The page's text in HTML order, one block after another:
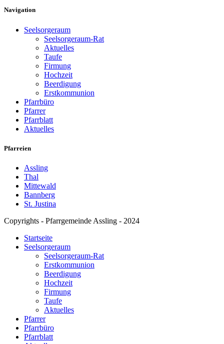
Navigation
Seelsorgeraum
Seelsorgeraum-Rat
Aktuelles
Taufe
Firmung
Hochzeit
Beerdigung
Erstkommunion
Pfarrbüro
Pfarrer
Pfarrblatt
Aktuelles
Pfarreien
Assling
Thal
Mittewald
Bannberg
St. Justina
Copyrights - Pfarrgemeinde Assling - 2024
Startseite
Seelsorgeraum
Seelsorgeraum-Rat
Erstkommunion
Beerdigung
Hochzeit
Firmung
Taufe
Aktuelles
Pfarrer
Pfarrbüro
Pfarrblatt